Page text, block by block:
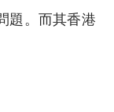
題。而其香港